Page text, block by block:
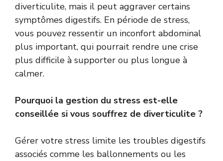
diverticulite, mais il peut aggraver certains
symptômes digestifs. En période de stress,
vous pouvez ressentir un inconfort abdominal
plus important, qui pourrait rendre une crise
plus difficile à supporter ou plus longue à
calmer.
Pourquoi la gestion du stress est-elle
conseillée si vous souffrez de diverticulite ?
Gérer votre stress limite les troubles digestifs
associés comme les ballonnements ou les